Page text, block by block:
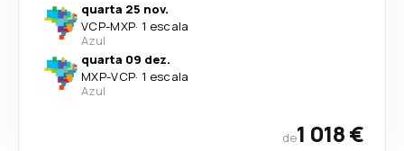
quarta 25 nov.
VCP-MXP· 1 escala
Azul
quarta 09 dez.
MXP-VCP· 1 escala
Azul
de1 018 €